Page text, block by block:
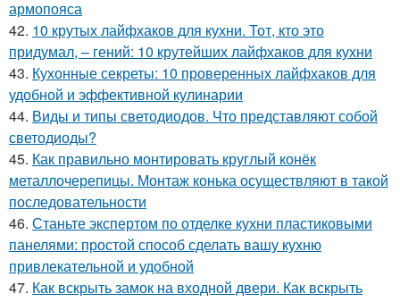
армопояса
42. 10 крутых лайфхаков для кухни. Тот, кто это
придумал, – гений: 10 крутейших лайфхаков для кухни
43. Кухонные секреты: 10 проверенных лайфхаков для
удобной и эффективной кулинарии
44. Виды и типы светодиодов. Что представляют собой
светодиоды?
45. Как правильно монтировать круглый конёк
металлочерепицы. Монтаж конька осуществляют в такой
последовательности
46. Станьте экспертом по отделке кухни пластиковыми
панелями: простой способ сделать вашу кухню
привлекательной и удобной
47. Как вскрыть замок на входной двери. Как вскрыть